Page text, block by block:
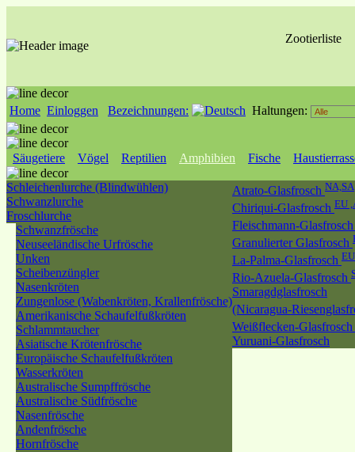
Zootierliste
Home Einloggen Bezeichnungen: Haltungen:
Säugetiere Vögel Reptilien Amphibien Fische
Schleichenlurche (Blindwühlen)
Schwanzlurche
Froschlurche
Schwanzfrösche
Neuseeländische Urfrösche
Unken
Scheibenzüngler
Nasenkröten
Zungenlose (Wabenkröten, Krallenfrösche)
Amerikanische Schaufelfußkröten
Schlammtaucher
Asiatische Krötenfrösche
Europäische Schaufelfußkröten
Wasserkröten
Australische Sumpffrösche
Australische Südfrösche
Nasenfrösche
Andenfrösche
Hornfrösche
Atrato-Glasfrosch NA,SA
Chiriqui-Glasfrosch EU
Fleischmann-
Granulierter Glasfrosch
La-Palma-Glasfrosch
Rio-Azuela-Glasfrosch
Smaragdglasfrosch
(Nicaragua-
Weißflecken-Glasfrosch
Yuruani-Glasfrosch